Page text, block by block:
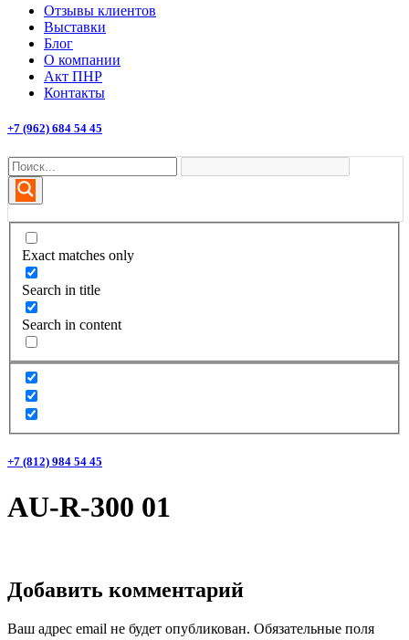
Отзывы клиентов
Выставки
Блог
О компании
Акт ПНР
Контакты
+7 (962) 684 54 45
Exact matches only
Search in title
Search in content
+7 (812) 984 54 45
AU-R-300 01
Добавить комментарий
Ваш адрес email не будет опубликован. Обязательные поля